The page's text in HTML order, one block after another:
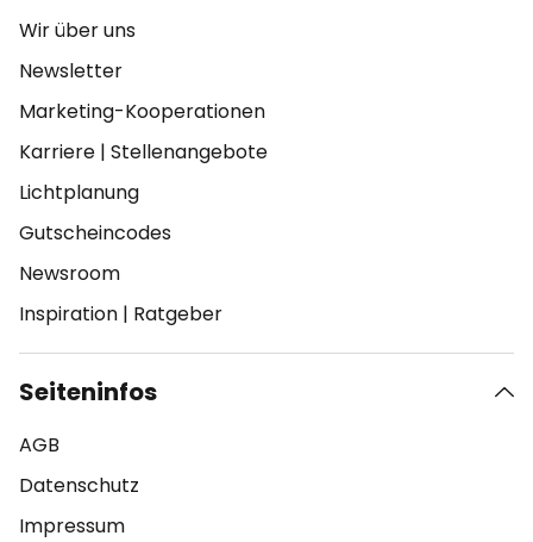
Wir über uns
Newsletter
Marketing-Kooperationen
Karriere | Stellenangebote
Lichtplanung
Gutscheincodes
Newsroom
Inspiration | Ratgeber
Seiteninfos
AGB
Datenschutz
Impressum